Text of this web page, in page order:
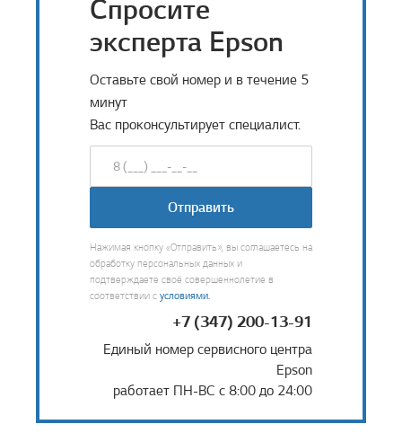
Спросите
эксперта Epson
Оставьте свой номер и в течение 5
минут
Вас проконсультирует специалист.
Отправить
Нажимая кнопку «Отправить», вы соглашаетесь на
обработку персональных данных и
подтверждаете своё совершеннолетие в
соответствии сусловиями.
+7 (347) 200-13-91
Единый номер сервисного центра
Epson
работает ПН-ВС с 8:00 до 24:00